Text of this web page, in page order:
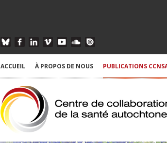
ACCUEIL À PROPOS DE NOUS PUBLICATIONS